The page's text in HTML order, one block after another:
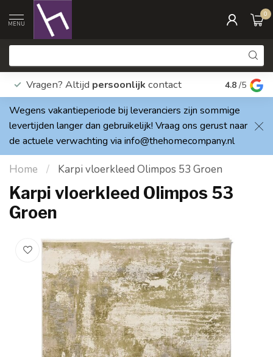
MENU
0
Vragen? Altijd persoonlijk contact Elke dag
4.8 /5
Wegens vakantieperiode bij leveranciers zijn sommige
levertijden langer dan gebruikelijk! Vraag ons gerust naar
de actuele verwachting via info@thehomecompany.nl
Home / Karpi vloerkleed Olimpos 53 Groen
Karpi vloerkleed Olimpos 53
Groen